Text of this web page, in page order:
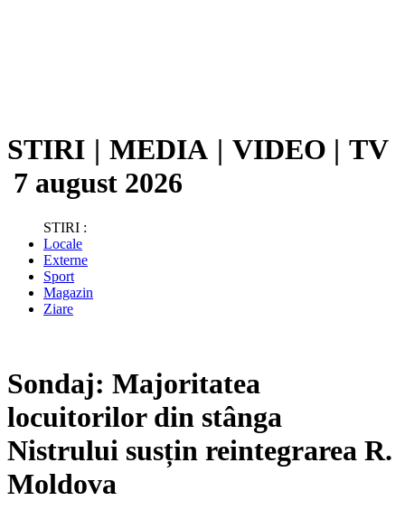
STIRI | MEDIA | VIDEO | TV
7 august 2026
STIRI :
Locale
Externe
Sport
Magazin
Ziare
Sondaj: Majoritatea
locuitorilor din stânga
Nistrului susțin reintegrarea R.
Moldova